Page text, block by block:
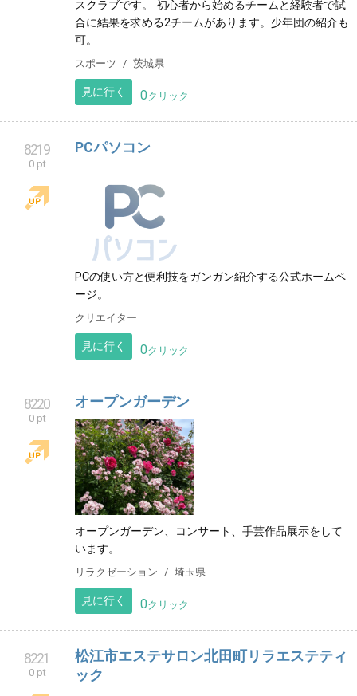
スクラブです。 初心者から始めるチームと経験者で試
合に結果を求める2チームがあります。少年団の紹介も
可。
スポーツ 茨城県
見に行く 0クリック
8219
0 pt
PCパソコン
PCの使い方と便利技をガンガン紹介する公式ホームペ
ージ。
クリエイター
見に行く 0クリック
8220
0 pt
オープンガーデン
オープンガーデン、コンサート、手芸作品展示をして
います。
リラクゼーション 埼玉県
見に行く 0クリック
8221
0 pt
松江市エステサロン北田町リラエステティ
ック